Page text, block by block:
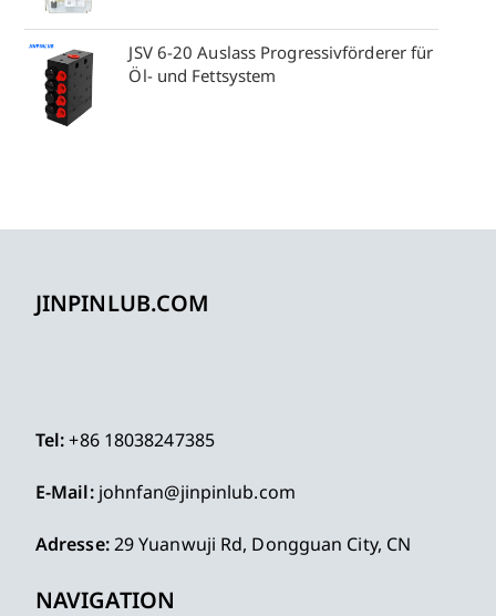
JSV 6-20 Auslass Progressivförderer für
Öl- und Fettsystem
JINPINLUB.COM
Tel:+86 18038247385
E-Mail: johnfan@jinpinlub.com
Adresse:29 Yuanwuji Rd, Dongguan City, CN
NAVIGATION